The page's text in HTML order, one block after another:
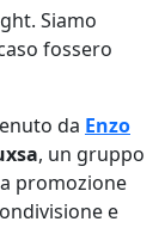
Siamo
fossero
da Enzo
, un gruppo
promozione
e